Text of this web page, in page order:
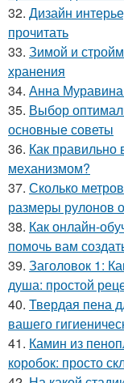
32. Дизайн
прочитать
33. Зимой и
хранения
34. Анна
35. Выбор
основные советы
36. Как
механизмом?
37. Сколько
размеры рулонов
38. Как онлайн-
помочь вам
39. Заголовок 1:
душа: простой
40. Твердая пена
вашего
41. Камин из
коробок: просто